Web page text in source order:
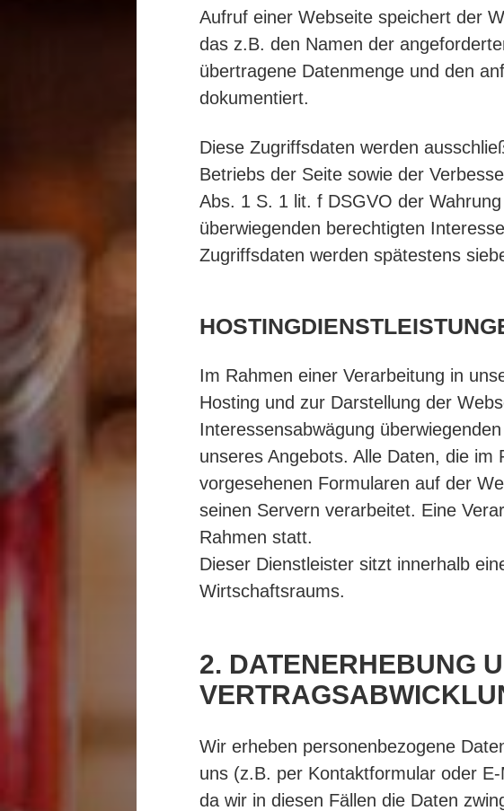
Aufruf einer Webseite speichert der
das z.B. den Namen der
übertragene Datenmenge und den
dokumentiert.
Diese Zugriffsdaten werden
Betriebs der Seite sowie der
Abs. 1 S. 1 lit. f DSGVO der
überwiegenden berechtigten
Zugriffsdaten werden spätestens
Im Rahmen einer Verarbeitung in
Hosting und zur Darstellung der
Interessensabwägung
unseres Angebots. Alle Daten, die
vorgesehenen Formularen auf der
seinen Servern verarbeitet. Eine
Rahmen statt.
Dieser Dienstleister sitzt innerhalb
Wirtschaftsraums.
2. DATENERHEBUNG
Wir erheben personenbezogene
uns (z.B. per Kontaktformular oder
da wir in diesen Fällen die Daten